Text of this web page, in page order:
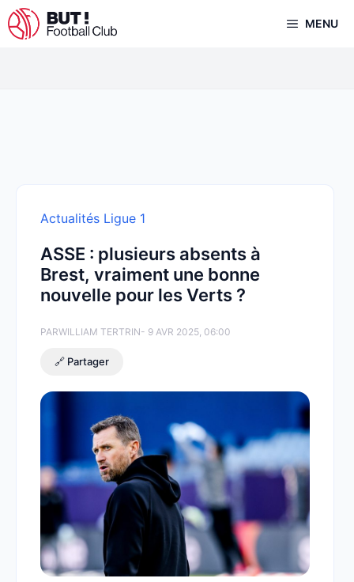
Aller
au
MENU
Actualités Ligue 1
ASSE : plusieurs absents à
Brest, vraiment une bonne
nouvelle pour les Verts ?
PARWILLIAM TERTRIN- 9 AVR 2025, 06:00
🔗 Partager